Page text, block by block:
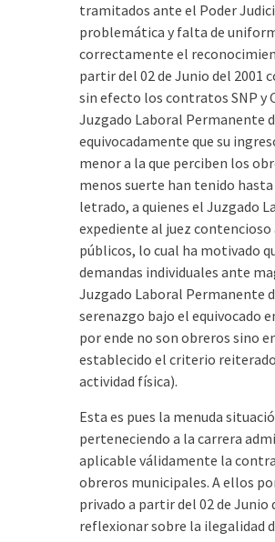
tramitados ante el Poder
problemática y falta de
correctamente el
partir del 02 de Junio del 2001
sin efecto los contratos SNP y
Juzgado Laboral Permanente
equivocadamente que su
menor a la que perciben los
menos suerte han tenido
letrado, a quienes el Juzgado
expediente al juez
públicos, lo cual ha motivado
demandas individuales ante
Juzgado Laboral Permanente
serenazgo bajo el equivocado
por ende no son obreros sino
establecido el criterio
actividad física).
Esta es pues la menuda
perteneciendo a la carrera
aplicable válidamente la
obreros municipales. A ellos
privado a partir del 02 de Junio
reflexionar sobre la ilegalidad